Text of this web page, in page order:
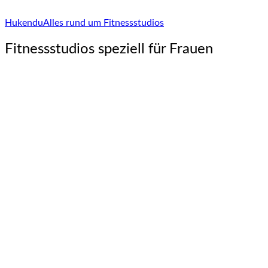
HukenduAlles rund um Fitnessstudios
Fitnessstudios speziell für Frauen